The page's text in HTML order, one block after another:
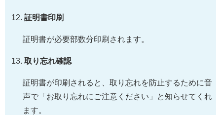
証明書印刷
証明書が必要部数分印刷されます。
取り忘れ確認
証明書が印刷されると、取り忘れを防止するために音
声で「お取り忘れにご注意ください」と知らせてくれ
ます。